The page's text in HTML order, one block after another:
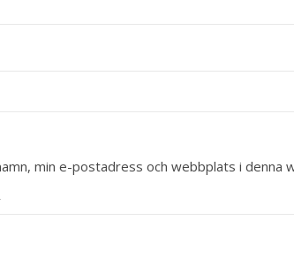
min e-postadress och webbplats i denna